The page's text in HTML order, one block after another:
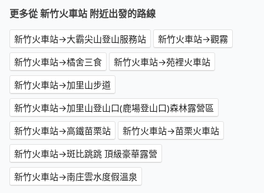
更多從 新竹火車站 附近出發的路線
新竹火車站→大霸尖山登山服務站
新竹火車站→觀霧
新竹火車站→橘舍三食
新竹火車站→苑裡火車站
新竹火車站→加里山步道
新竹火車站→加里山登山口(鹿場登山口)森林露營區
新竹火車站→高鐵苗栗站
新竹火車站→苗栗火車站
新竹火車站→斑比跳跳 頂級豪華露營
新竹火車站→南庄雲水度假溫泉